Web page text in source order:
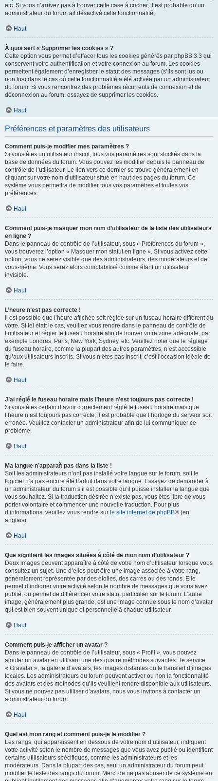
etc. Si vous n’arrivez pas à trouver cette case à cocher, il est probable qu’un
administrateur du forum ait désactivé cette fonctionnalité.
Haut
À quoi sert « Supprimer les cookies » ?
Cette option vous permet d’effacer tous les cookies générés par phpBB 3.3 qui
conservent votre authentification et votre connexion au forum. Les cookies
permettent également d’enregistrer le statut des messages (s’ils sont lus ou
non lus) dans le cas où cette fonctionnalité a été activée par un administrateur
du forum. Si vous rencontrez des problèmes récurrents de connexion et de
déconnexion au forum, essayez de supprimer les cookies.
Haut
Préférences et paramètres des utilisateurs
Comment puis-je modifier mes paramètres ?
Si vous êtes un utilisateur inscrit, tous vos paramètres sont stockés dans la
base de données du forum. Vous pouvez les modifier depuis le panneau de
contrôle de l’utilisateur. Le lien vers ce dernier se trouve généralement en
cliquant sur votre nom d’utilisateur situé en haut des pages du forum. Ce
système vous permettra de modifier tous vos paramètres et toutes vos
préférences.
Haut
Comment puis-je masquer mon nom d’utilisateur de la liste des utilisateurs
en ligne ?
Dans le panneau de contrôle de l’utilisateur, sous « Préférences du forum »,
vous trouverez l’option « Masquer mon statut en ligne ». Si vous activez cette
option, vous ne serez visible que des administrateurs, des modérateurs et de
vous-même. Vous serez alors comptabilisé comme étant un utilisateur
invisible.
Haut
L’heure n’est pas correcte !
Il est possible que l’heure affichée soit réglée sur un fuseau horaire différent du
vôtre. Si tel était le cas, veuillez vous rendre dans le panneau de contrôle de
l’utilisateur et régler le fuseau horaire afin de trouver votre zone adéquate, par
exemple Londres, Paris, New York, Sydney, etc. Veuillez noter que le réglage
du fuseau horaire, comme la plupart des autres paramètres, n’est accessible
qu’aux utilisateurs inscrits. Si vous n’êtes pas inscrit, c’est l’occasion idéale de
le faire.
Haut
J’ai réglé le fuseau horaire mais l’heure n’est toujours pas correcte !
Si vous êtes certain d’avoir correctement réglé le fuseau horaire mais que
l’heure n’est toujours pas correcte, il est probable que l’horloge du serveur soit
erronée. Veuillez contacter un administrateur afin de lui communiquer ce
problème.
Haut
Ma langue n’apparaît pas dans la liste !
Soit les administrateurs n’ont pas installé votre langue sur le forum, soit le
logiciel n’a pas encore été traduit dans votre langue. Essayez de demander à
un administrateur du forum s’il est possible qu’il puisse installer la langue que
vous souhaitez. Si la traduction désirée n’existe pas, vous êtes libre de vous
porter volontaire et commencer une nouvelle traduction. Pour plus
d’informations, veuillez vous rendre sur le site internet de phpBB® (en
anglais).
Haut
Que signifient les images situées à côté de mon nom d’utilisateur ?
Deux images peuvent apparaître à côté de votre nom d’utilisateur lorsque vous
consultez un sujet. Une d’elles peut être une image associée à votre rang,
généralement représentée par des étoiles, des carrés ou des ronds. Elle
permet d’indiquer votre activité selon le nombre de messages que vous avez
publié, ou permet de différencier votre statut particulier sur le forum. L’autre
image, généralement plus grande, est une image connue sous le nom d’avatar
qui est bien souvent unique et personnelle à chaque utilisateur.
Haut
Comment puis-je afficher un avatar ?
Dans le panneau de contrôle de l’utilisateur, sous « Profil », vous pouvez
ajouter un avatar en utilisant une des quatre méthodes suivantes : le service
« Gravatar », la galerie d’avatars, les images distantes ou le transfert d’images
locales. Les administrateurs du forum peuvent activer ou non la fonctionnalité
des avatars et des méthodes qu’ils veuillent rendre disponible aux utilisateurs.
Si vous ne pouvez pas utiliser d’avatars, nous vous invitons à contacter un
administrateur du forum.
Haut
Quel est mon rang et comment puis-je le modifier ?
Les rangs, qui apparaissent en dessous de votre nom d’utilisateur, indiquent
votre activité selon le nombre de messages que vous avez publié ou identifient
certains utilisateurs spécifiques, comme les administrateurs et les
modérateurs. Dans la plupart des cas, seul un administrateur du forum peut
modifier le texte des rangs du forum. Merci de ne pas abuser de ce système en